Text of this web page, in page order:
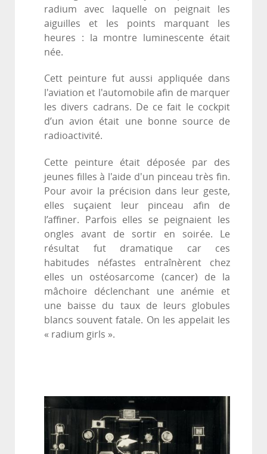
radium avec laquelle on peignait les
aiguilles et les points marquant les
heures : la montre luminescente était
née.
Cett peinture fut aussi appliquée dans
l'aviation et l'automobile afin de marquer
les divers cadrans. De ce fait le cockpit
d’un avion était une bonne source de
radioactivité.
Cette peinture était déposée par des
jeunes filles à l'aide d'un pinceau très fin.
Pour avoir la précision dans leur geste,
elles suçaient leur pinceau afin de
l’affiner. Parfois elles se peignaient les
ongles avant de sortir en soirée. Le
résultat fut dramatique car ces
habitudes néfastes entraînèrent chez
elles un ostéosarcome (cancer) de la
mâchoire déclenchant une anémie et
une baisse du taux de leurs globules
blancs souvent fatale. On les appelait les
« radium girls ».